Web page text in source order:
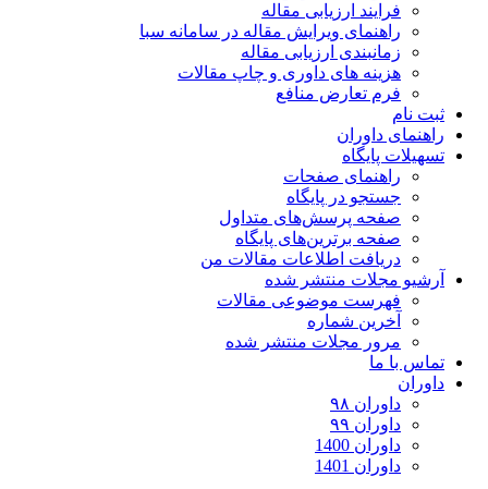
فرایند ارزیابی مقاله
راهنمای ویرایش مقاله در سامانه سبا
زمانبندی ارزیابی مقاله
هزینه های داوری و چاپ مقالات
فرم تعارض منافع
ثبت نام
راهنمای داوران
تسهیلات پایگاه
راهنمای صفحات
جستجو در پایگاه
صفحه پرسش‌های متداول
صفحه برترین‌های پایگاه
دریافت اطلاعات مقالات من
آرشیو مجلات منتشر شده
فهرست موضوعی مقالات
آخرین شماره
مرور مجلات منتشر شده
تماس با ما
داوران
داوران ۹۸
داوران ۹۹
داوران 1400
داوران 1401